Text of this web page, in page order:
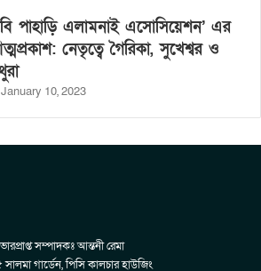
পাহাড়ি এলামনাই এসোসিয়েশন’ এর
নেতৃত্বে গৈরিকা, সুখেশ্বর ও
January 10, 2023
ভারপ্রাপ্ত সম্পাদকঃ আন্তনী রেমা
গার্ডেন, পিসি কালচার হাউজিং